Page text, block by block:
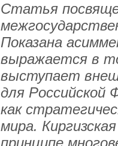
Статья
Показана
выражается в
выступает
для Российской
как
мира.